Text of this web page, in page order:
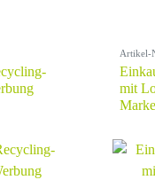
Artikel-
mit